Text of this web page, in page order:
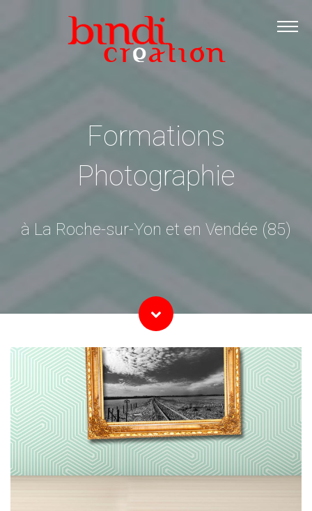
Accueil
Les formations
Infos pratiques
Formations
Photographie
à La Roche-sur-Yon et en Vendée (85)